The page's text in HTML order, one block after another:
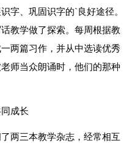
字、巩固识字的`良好途径。
教学做了探索。每周根据教
两篇习作，并从中选读优秀
师当众朗诵时，他们的那种
成长
两三本教学杂志，经常相互